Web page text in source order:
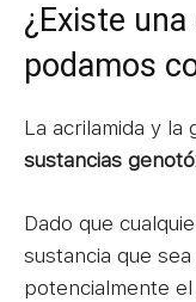
¿Existe
podamos
La acrilamida y la
sustancias
Dado que
sustancia que
potencialmente